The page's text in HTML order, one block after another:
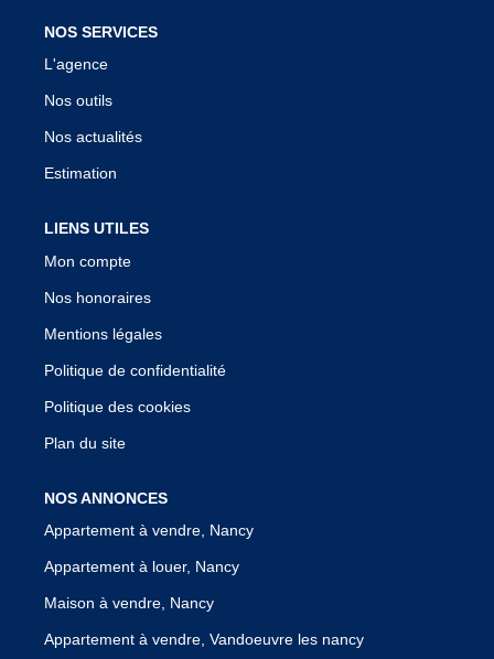
NOS SERVICES
L'agence
Nos outils
Nos actualités
Estimation
LIENS UTILES
Mon compte
Nos honoraires
Mentions légales
Politique de confidentialité
Politique des cookies
Plan du site
NOS ANNONCES
Appartement à vendre, Nancy
Appartement à louer, Nancy
Maison à vendre, Nancy
Appartement à vendre, Vandoeuvre les nancy